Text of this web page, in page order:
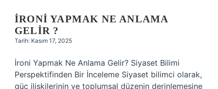
İRONI YAPMAK NE ANLAMA
GELIR ?
Tarih: Kasım 17, 2025
İroni Yapmak Ne Anlama Gelir? Siyaset Bilimi
Perspektifinden Bir İnceleme Siyaset bilimci olarak,
güç ilişkilerinin ve toplumsal düzenin derinlemesine